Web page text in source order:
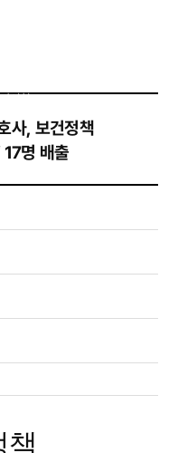
사항
사, 보건정책
17명 배출
책